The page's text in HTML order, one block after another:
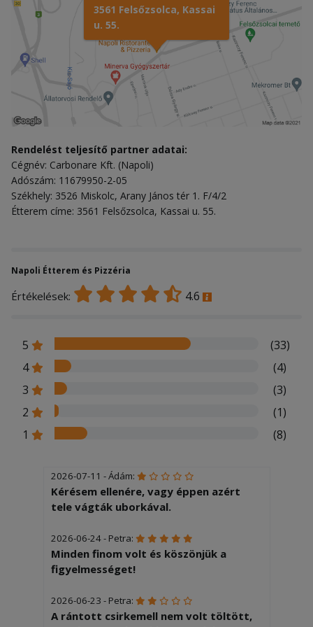
3561 Felsőzsolca, Kassai
u. 55.
Rendelést teljesítő partner adatai:
Cégnév: Carbonare Kft. (Napoli)
Adószám: 11679950-2-05
Székhely: 3526 Miskolc, Arany János tér 1. F/4/2
Étterem címe: 3561 Felsőzsolca, Kassai u. 55.
Napoli Étterem és Pizzéria
Értékelések: 4.6
5
(33)
4
(4)
3
(3)
2
(1)
1
(8)
2026-07-11 - Ádám:
Kérésem ellenére, vagy éppen azért
tele vágták uborkával.
2026-06-24 - Petra:
Minden finom volt és köszönjük a
figyelmességet!
2026-06-23 - Petra:
A rántott csirkemell nem volt töltött,